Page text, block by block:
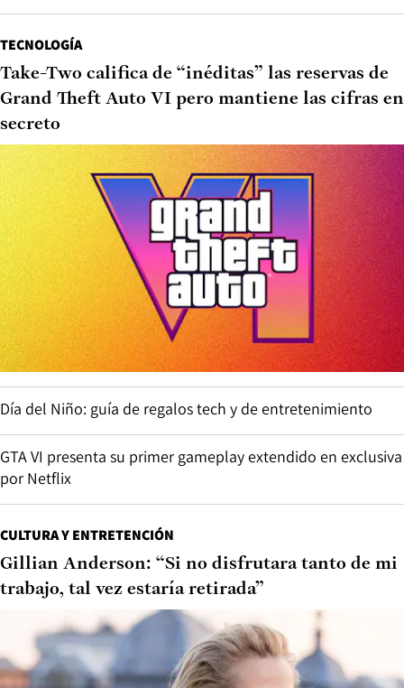
TECNOLOGÍA
Take-Two califica de “inéditas” las reservas de
Grand Theft Auto VI pero mantiene las cifras en
secreto
Día del Niño: guía de regalos tech y de entretenimiento
GTA VI presenta su primer gameplay extendido en exclusiva
por Netflix
CULTURA Y ENTRETENCIÓN
Gillian Anderson: “Si no disfrutara tanto de mi
trabajo, tal vez estaría retirada”